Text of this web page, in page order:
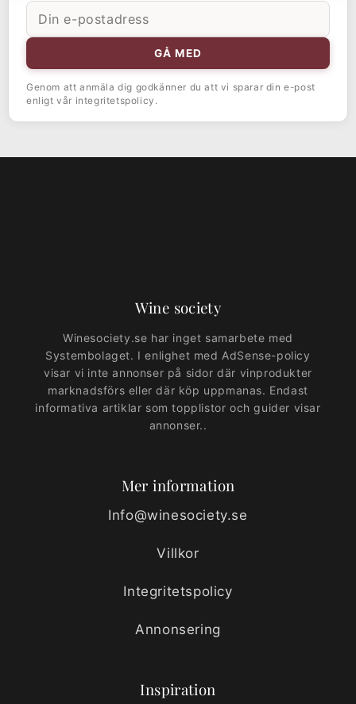
E-
postadress
GÅ MED
Genom att anmäla dig godkänner du att vi sparar din e-post
enligt vår integritetspolicy.
Wine society
Winesociety.se har inget samarbete med
Systembolaget. I enlighet med AdSense-policy
visar vi inte annonser på sidor där vinprodukter
marknadsförs eller där köp uppmanas. Endast
informativa artiklar som topplistor och guider visar
annonser..
Mer information
Info@winesociety.se
Villkor
Integritetspolicy
Annonsering
Inspiration